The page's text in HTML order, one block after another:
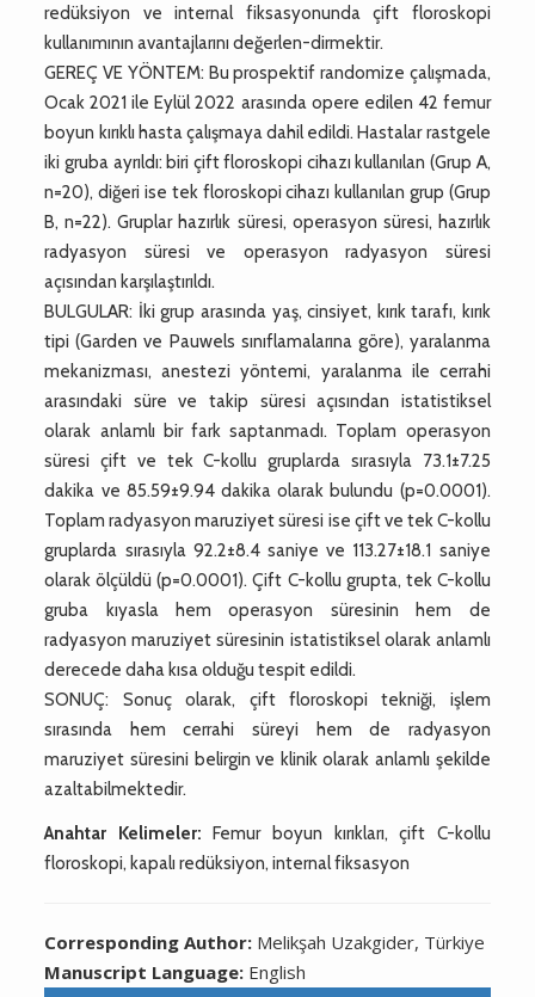
redüksiyon ve internal fiksasyonunda çift floroskopi
kullanımının avantajlarını değerlen-dirmektir.
GEREÇ VE YÖNTEM: Bu prospektif randomize çalışmada,
Ocak 2021 ile Eylül 2022 arasında opere edilen 42 femur
boyun kırıklı hasta çalışmaya dahil edildi. Hastalar rastgele
iki gruba ayrıldı: biri çift floroskopi cihazı kullanılan (Grup A,
n=20), diğeri ise tek floroskopi cihazı kullanılan grup (Grup
B, n=22). Gruplar hazırlık süresi, operasyon süresi, hazırlık
radyasyon süresi ve operasyon radyasyon süresi
açısından karşılaştırıldı.
BULGULAR: İki grup arasında yaş, cinsiyet, kırık tarafı, kırık
tipi (Garden ve Pauwels sınıflamalarına göre), yaralanma
mekanizması, anestezi yöntemi, yaralanma ile cerrahi
arasındaki süre ve takip süresi açısından istatistiksel
olarak anlamlı bir fark saptanmadı. Toplam operasyon
süresi çift ve tek C-kollu gruplarda sırasıyla 73.1±7.25
dakika ve 85.59±9.94 dakika olarak bulundu (p=0.0001).
Toplam radyasyon maruziyet süresi ise çift ve tek C-kollu
gruplarda sırasıyla 92.2±8.4 saniye ve 113.27±18.1 saniye
olarak ölçüldü (p=0.0001). Çift C-kollu grupta, tek C-kollu
gruba kıyasla hem operasyon süresinin hem de
radyasyon maruziyet süresinin istatistiksel olarak anlamlı
derecede daha kısa olduğu tespit edildi.
SONUÇ: Sonuç olarak, çift floroskopi tekniği, işlem
sırasında hem cerrahi süreyi hem de radyasyon
maruziyet süresini belirgin ve klinik olarak anlamlı şekilde
azaltabilmektedir.
Anahtar Kelimeler: Femur boyun kırıkları, çift C-kollu
floroskopi, kapalı redüksiyon, internal fiksasyon
Corresponding Author: Melikşah Uzakgider, Türkiye
Manuscript Language: English